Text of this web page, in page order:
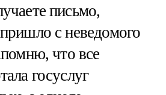
письмо,
с неведомого
что все
госуслуг